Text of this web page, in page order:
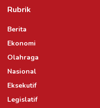
Rubrik
Berita
Ekonomi
Olahraga
Nasional
Eksekutif
Legislatif